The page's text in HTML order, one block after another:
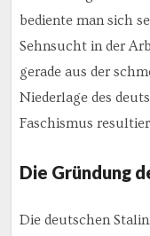
bediente man sich
Sehnsucht in der
gerade aus der
Niederlage des
Faschismus
Die Gründung
Die deutschen